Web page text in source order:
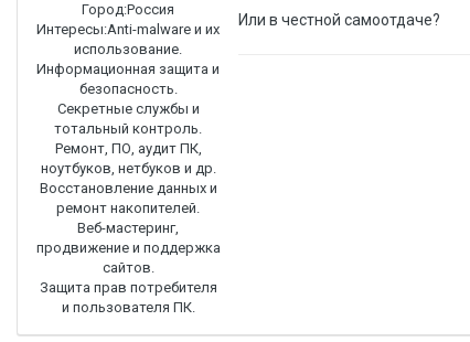
Город:Россия
Интересы:Anti-malware и их
использование.
Информационная защита и
безопасность.
Секретные службы и
тотальный контроль.
Ремонт, ПО, аудит ПК,
ноутбуков, нетбуков и др.
Восстановление данных и
ремонт накопителей.
Веб-мастеринг,
продвижение и поддержка
сайтов.
Защита прав потребителя
и пользователя ПК.
Или в честной самоотдаче?